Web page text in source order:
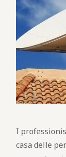
I
casa delle